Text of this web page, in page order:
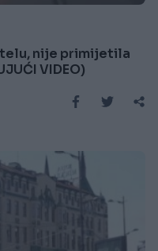
nije primijetila
VIDEO)